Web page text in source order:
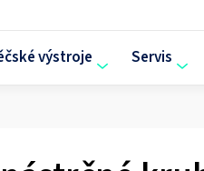
výstroje Servis